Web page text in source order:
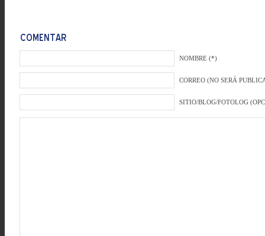
NOMBRE (*)
CORREO (NO SERÁ
SITIO/BLOG/FOTOLOG